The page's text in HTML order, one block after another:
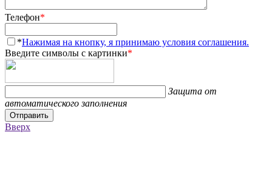
Телефон*
*Нажимая на кнопку, я принимаю условия соглашения.
Введите символы с картинки*
Защита от
автоматического заполнения
Отправить
Вверх